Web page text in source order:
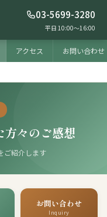
03-5699-3280
平日 10:00〜16:00
アクセス お問い合わせ
方々のご感想
ご紹介します
お問い合わせ
Inquiry